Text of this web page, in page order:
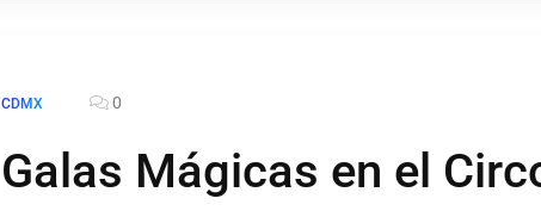
CDMX 0
Galas Mágicas en el